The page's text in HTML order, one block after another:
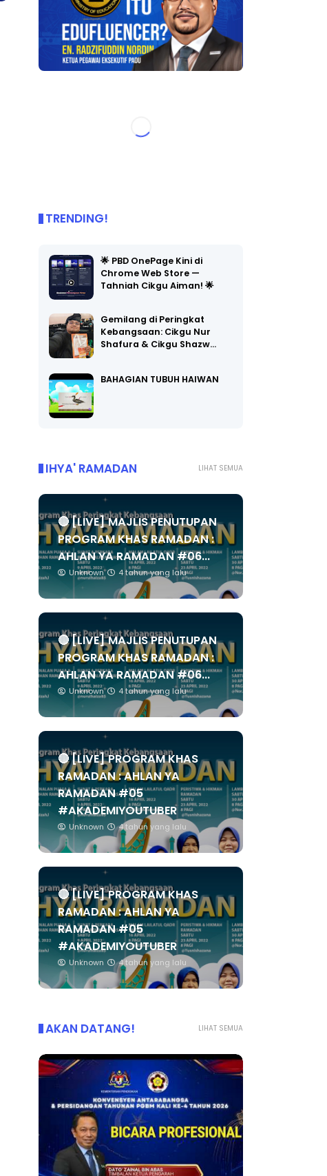
TRENDING!
🌟 PBD OnePage Kini di
Chrome Web Store —
Tahniah Cikgu Aiman! 🌟
Gemilang di Peringkat
Kebangsaan: Cikgu Nur
Shafura & Cikgu Shazw…
BAHAGIAN TUBUH HAIWAN
LIHAT SEMUA
IHYA' RAMADAN
🔴 [LIVE] MAJLIS PENUTUPAN
PROGRAM KHAS RAMADAN :
AHLAN YA RAMADAN #06...
Unknown 4 tahun yang lalu
🔴 [LIVE] MAJLIS PENUTUPAN
PROGRAM KHAS RAMADAN :
AHLAN YA RAMADAN #06...
Unknown 4 tahun yang lalu
🔴 [LIVE] PROGRAM KHAS
RAMADAN : AHLAN YA
RAMADAN #05
#AKADEMIYOUTUBER
Unknown 4 tahun yang lalu
🔴 [LIVE] PROGRAM KHAS
RAMADAN : AHLAN YA
RAMADAN #05
#AKADEMIYOUTUBER
Unknown 4 tahun yang lalu
LIHAT SEMUA
AKAN DATANG!